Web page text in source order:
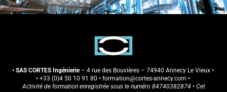
• SAS CORTES Ingénierie– 4 rue des Bouvières – 74940 Annecy Le Vieux •
• +33 (0)4 50 10 91 80 • formation@cortes-annecy.com •
Activité de formation enregistrée sous le numéro 84740382874 • Cet